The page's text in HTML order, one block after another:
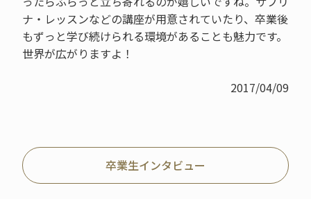
ナ・レッスンなどの講座が用意されていたり、卒業後
もずっと学び続けられる環境があることも魅力です。
世界が広がりますよ！
2017/04/09
卒業生インタビュー